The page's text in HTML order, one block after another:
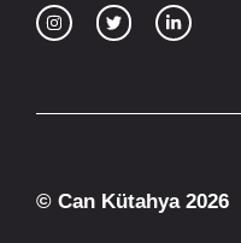
© Can Kütahya 2026